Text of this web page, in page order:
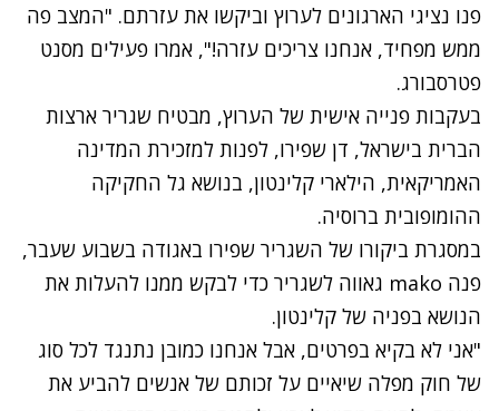
פנו נציגי הארגונים לערוץ וביקשו את עזרתם. "המצב פה
ממש מפחיד, אנחנו צריכים עזרה!", אמרו פעילים מסנט
פטרסבורג.
בעקבות פנייה אישית של הערוץ, מבטיח שגריר ארצות
הברית בישראל, דן שפירו, לפנות למזכירת המדינה
האמריקאית, הילארי קלינטון, בנושא גל החקיקה
ההומופובית ברוסיה.
במסגרת ביקורו של השגריר שפירו באגודה בשבוע שעבר,
פנה mako גאווה לשגריר כדי לבקש ממנו להעלות את
הנושא בפניה של קלינטון.
"אני לא בקיא בפרטים, אבל אנחנו כמובן נתנגד לכל סוג
של חוק מפלה שיאיים על זכותם של אנשים להביע את